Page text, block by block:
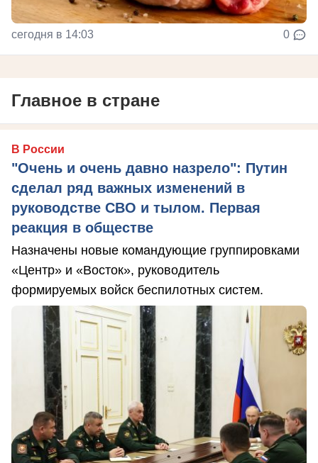
сегодня в 14:03 0
Главное в стране
В России
"Очень и очень давно назрело": Путин
сделал ряд важных изменений в
руководстве СВО и тылом. Первая
реакция в обществе
Назначены новые командующие группировками
«Центр» и «Восток», руководитель
формируемых войск беспилотных систем.